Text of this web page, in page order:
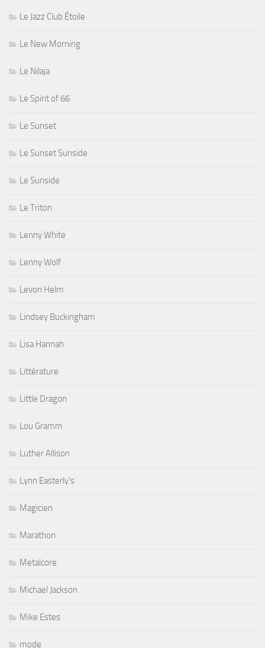
Le Jazz Club Étoile
Le New Morning
Le Nilaja
Le Spirit of 66
Le Sunset
Le Sunset Sunside
Le Sunside
Le Triton
Lenny White
Lenny Wolf
Levon Helm
Lindsey Buckingham
Lisa Hannah
Littérature
Little Dragon
Lou Gramm
Luther Allison
Lynn Easterly's
Magicien
Marathon
Metalcore
Michael Jackson
Mike Estes
mode